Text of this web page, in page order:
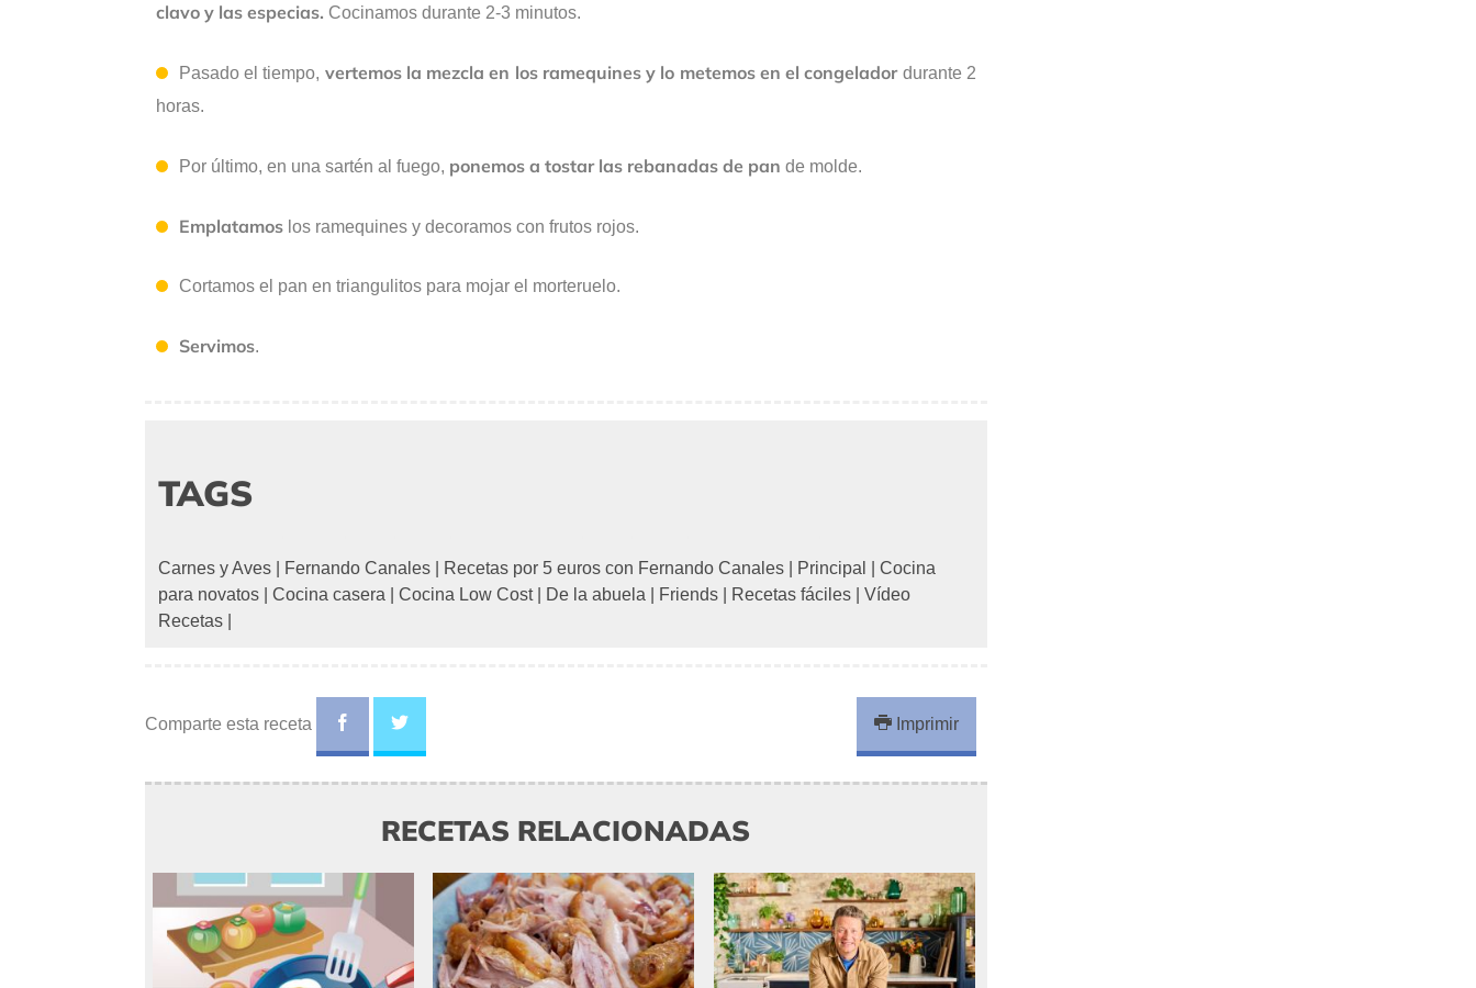
clavo y las especias. Cocinamos durante 2-3 minutos.
Pasado el tiempo, vertemos la mezcla en los ramequines y lo metemos en el congelador durante 2
horas.
Por último, en una sartén al fuego, ponemos a tostar las rebanadas de pan de molde.
Emplatamos los ramequines y decoramos con frutos rojos.
Cortamos el pan en triangulitos para mojar el morteruelo.
Servimos.
TAGS
Carnes y Aves Fernando Canales Recetas por 5 euros con Fernando Canales Principal
Cocina
para novatos
Cocina casera Cocina Low Cost| De la abuela Friends Recetas fáciles
Vídeo
Recetas
Comparte esta receta Imprimir
RECETAS RELACIONADAS